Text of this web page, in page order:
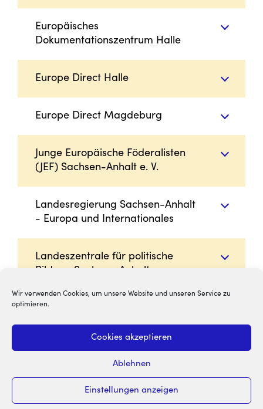
Wir verwenden Cookies, um unsere Website und unseren Service zu
optimieren.
Cookies akzeptieren
Ablehnen
Einstellungen anzeigen
Europäisches
Dokumentationszentrum Halle
Europe Direct Halle
Europe Direct Magdeburg
Junge Europäische Föderalisten
(JEF) Sachsen-Anhalt e. V.
Landesregierung Sachsen-Anhalt
- Europa und Internationales
Landeszentrale für politische
Bildung Sachsen-Anhalt
Datenschutz
Cookie-Richtlinie (EU)